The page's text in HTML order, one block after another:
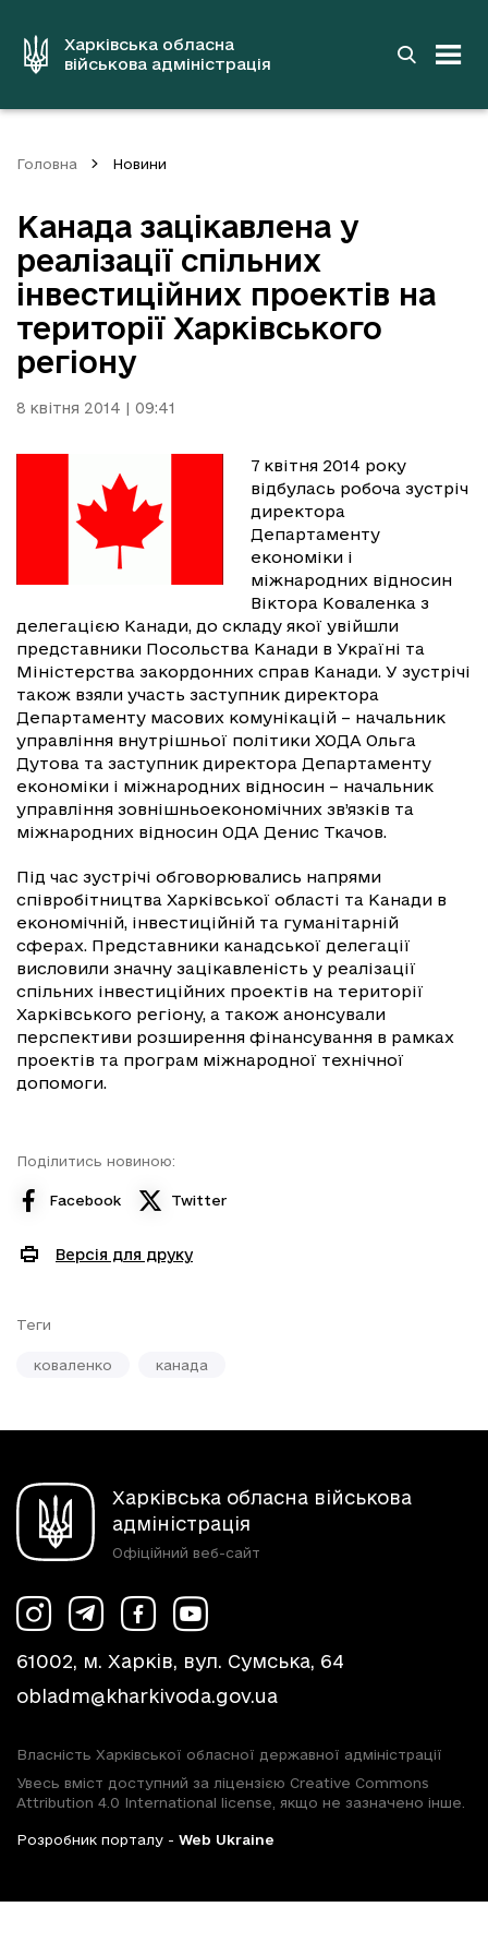
вмістуХарківська обласна
військова адміністрація
Головна Новини
Канада зацікавлена у
реалізації спільних
інвестиційних проектів на
території Харківського
регіону
8 квітня 2014 | 09:41
7 квітня 2014 року
відбулась робоча зустріч
директора
Департаменту
економіки і
міжнародних відносин
Віктора Коваленка з
делегацією Канади, до складу якої увійшли
представники Посольства Канади в Україні та
Міністерства закордонних справ Канади. У зустрічі
також взяли участь заступник директора
Департаменту масових комунікацій – начальник
управління внутрішньої політики ХОДА Ольга
Дутова та заступник директора Департаменту
економіки і міжнародних відносин – начальник
управління зовнішньоекономічних зв’язків та
міжнародних відносин ОДА Денис Ткачов.
Під час зустрічі обговорювались напрями
співробітництва Харківської області та Канади в
економічній, інвестиційній та гуманітарній
сферах. Представники канадської делегації
висловили значну зацікавленість у реалізації
спільних інвестиційних проектів на території
Харківського регіону, а також анонсували
перспективи розширення фінансування в рамках
проектів та програм міжнародної технічної
допомоги.
Поділитись новиною:
Facebook Twitter
Версія для друку
Теги
коваленко канада
Харківська обласна військова
адміністрація
Офіційний веб-сайт
61002, м. Харків, вул. Сумська, 64
obladm@kharkivoda.gov.ua
Власність Харківської обласної державної адміністрації
Увесь вміст доступний за ліцензією Creative Commons
Attribution 4.0 International license, якщо не зазначено інше.
Розробник порталу - Web Ukraine